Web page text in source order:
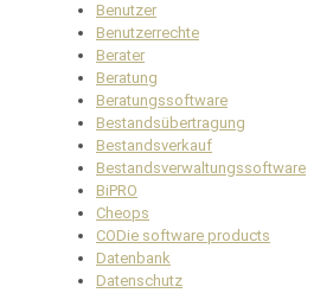
Benutzer
Benutzerrechte
Berater
Beratung
Beratungssoftware
Bestandsübertragung
Bestandsverkauf
Bestandsverwaltungssoftware
BiPRO
Cheops
CODie software products
Datenbank
Datenschutz